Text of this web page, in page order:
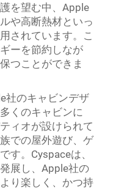
を望む中、Apple
や高断熱材といっ
されています。こ
ーを節約しなが
つことができま
社のキャビンデザ
くのキャビンに
ィオが設けられて
での屋外遊び、ゲ
す。Cyspaceは、
展し、Apple社の
り楽しく、かつ持